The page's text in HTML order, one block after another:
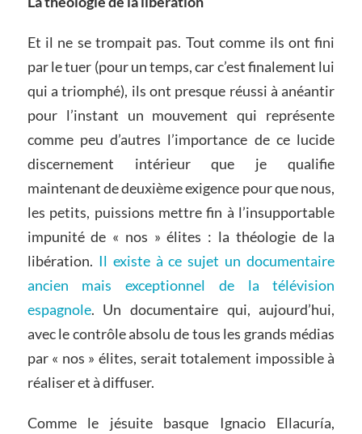
Et il ne se trompait pas. Tout comme ils ont fini
par le tuer (pour un temps, car c’est finalement lui
qui a triomphé), ils ont presque réussi à anéantir
pour l’instant un mouvement qui représente
comme peu d’autres l’importance de ce lucide
discernement intérieur que je qualifie
maintenant de deuxième exigence pour que nous,
les petits, puissions mettre fin à l’insupportable
impunité de « nos » élites : la théologie de la
libération. Il existe à ce sujet un documentaire
ancien mais exceptionnel de la télévision
espagnole. Un documentaire qui, aujourd’hui,
avec le contrôle absolu de tous les grands médias
par « nos » élites, serait totalement impossible à
réaliser et à diffuser.
Comme le jésuite basque Ignacio Ellacuría,